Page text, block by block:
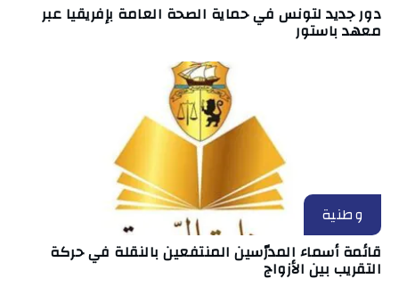
دور جديد لتونس في حماية الصحة العامة بإفريقيا عبر
معهد باستور
وطنية
قائمة أسماء المدرّسين المنتفعين بالنقلة في حركة
التقريب بين الأزواج